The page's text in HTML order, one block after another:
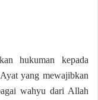
hukuman kepada
yang mewajibkan
wahyu dari Allah